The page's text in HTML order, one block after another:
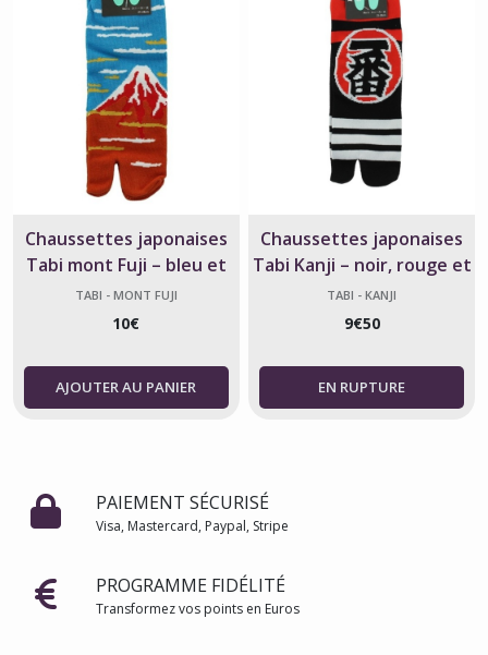
Chaussettes japonaises
Tabi mont Fuji – bleu et
rouge
TABI - MONT FUJI
10€
AJOUTER AU PANIER
Chaussettes japonaises
Tabi Kanji – noir, rouge et
blanc – fabriquées au
Japon
TABI - KANJI
9€50
PAIEMENT SÉCURISÉ
Visa, Mastercard, Paypal, Stripe
PROGRAMME FIDÉLITÉ
Transformez vos points en Euros